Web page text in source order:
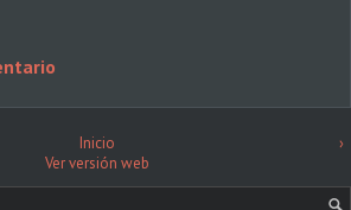
›
Inicio
Ver versión web